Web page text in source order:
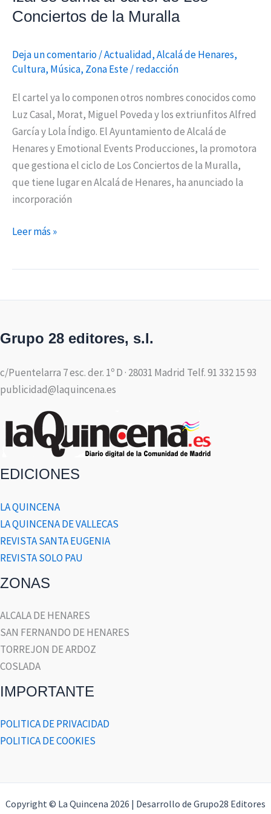
Conciertos de la Muralla
Deja un comentario/Actualidad,Alcalá de Henares,
Cultura, Música, Zona Este/redacción
El cartel ya lo componen otros nombres conocidos como
Luz Casal, Morat, Miguel Poveda y los extriunfitos Alfred
García y Lola Índigo. El Ayuntamiento de Alcalá de
Henares y Emotional Events Producciones, la promotora
que gestiona el ciclo de Los Conciertos de la Muralla,
que tiene lugar en Alcalá de Henares, ha anunciado la
incorporación
Muralla
Leer más »
Grupo 28 editores, s.l.
c/Puentelarra 7 esc. der. 1º D · 28031 Madrid Telf. 91 332 15 93
publicidad@laquincena.es
EDICIONES
LA QUINCENA
LA QUINCENA DE VALLECAS
REVISTA SANTA EUGENIA
REVISTA SOLO PAU
ZONAS
ALCALA DE HENARES
SAN FERNANDO DE HENARES
TORREJON DE ARDOZ
COSLADA
IMPORTANTE
POLITICA DE PRIVACIDAD
POLITICA DE COOKIES
Copyright © La Quincena 2026 | Desarrollo de Grupo28 Editores